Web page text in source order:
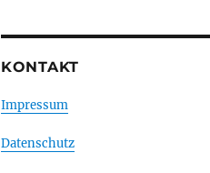
KONTAKT
Impressum
Datenschutz